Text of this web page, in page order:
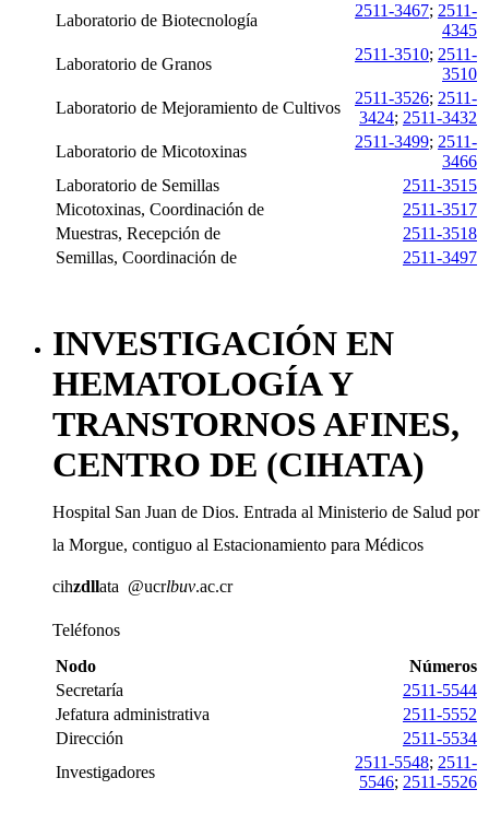
Laboratorio de Biotecnología
2511-3467; 2511-
4345
Laboratorio de Granos
2511-3510; 2511-
3510
Laboratorio de Mejoramiento de Cultivos
2511-3526; 2511-
3424; 2511-3432
Laboratorio de Micotoxinas
2511-3499; 2511-
3466
Laboratorio de Semillas
2511-3515
Micotoxinas, Coordinación de
2511-3517
Muestras, Recepción de
2511-3518
Semillas, Coordinación de
2511-3497
INVESTIGACIÓN EN
HEMATOLOGÍA Y
TRANSTORNOS AFINES,
CENTRO DE (CIHATA)
Hospital San Juan de Dios. Entrada al Ministerio de Salud por
la Morgue, contiguo al Estacionamiento para Médicos
cihzdllata @ucrlbuv.ac.cr
Teléfonos
Nodo
Números
Secretaría
2511-5544
Jefatura administrativa
2511-5552
Dirección
2511-5534
Investigadores
2511-5548; 2511-
5546; 2511-5526